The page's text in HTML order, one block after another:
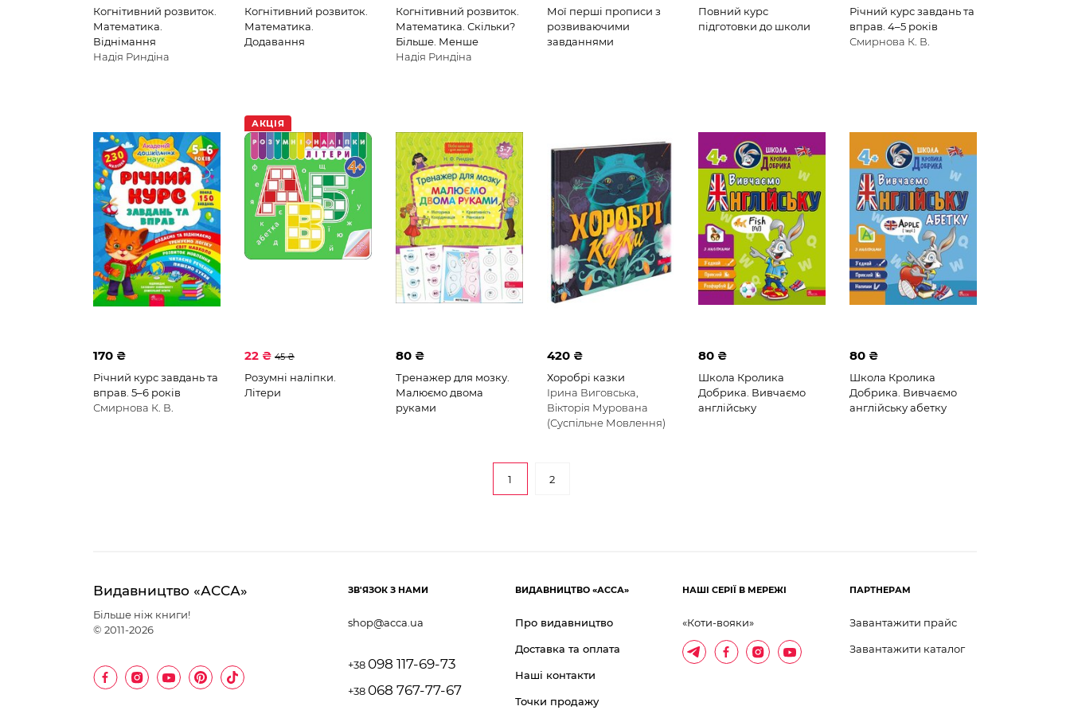
Когнітивний розвиток.
Математика.
Віднімання
Надія Риндіна
Когнітивний розвиток.
Математика.
Додавання
Когнітивний розвиток.
Математика. Скільки?
Більше. Менше
Надія Риндіна
Мої перші прописи з
розвиваючими
завданнями
Повний курс
підготовки до школи
Річний курс завдань та
вправ. 4–5 років
Смирнова К. В.
170 ₴
Річний курс завдань та
вправ. 5–6 років
Смирнова К. В.
АКЦІЯ
22 ₴ 45 ₴
Розумні наліпки.
Літери
80 ₴
Тренажер для мозку.
Малюємо двома
руками
420 ₴
Хоробрі казки
Ірина Виговська,
Вікторія Мурована
(Суспільне Мовлення)
80 ₴
Школа Кролика
Добрика. Вивчаємо
англійську
80 ₴
Школа Кролика
Добрика. Вивчаємо
англійську абетку
1 2
Видавництво «АССА»
Більше ніж книги!
© 2011-2026
ЗВ'ЯЗОК З НАМИ
shop@acca.ua
+38 098 117-69-73
+38 068 767-77-67
ВИДАВНИЦТВО «АССА»
Про видавництво
Доставка та оплата
Наші контакти
Точки продажу
НАШІ СЕРІЇ В МЕРЕЖІ
«Коти-вояки»
ПАРТНЕРАМ
Завантажити прайс
Завантажити каталог